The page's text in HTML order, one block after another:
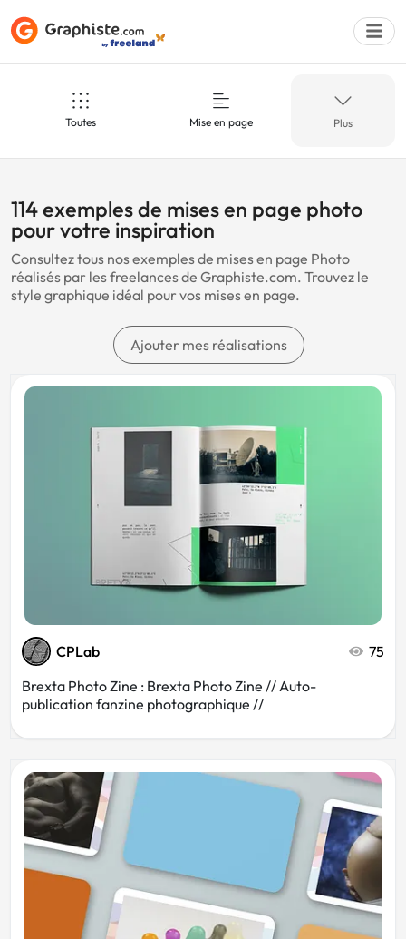
Déposer une
Toutes Mise en page
Événementiel Voyage
Or
Tourisme
Mode
Culture Musique
Vin Association
Décoration
Spa Café
Plus
114 exemples de mises en page photo
pour votre inspiration
Consultez tous nos exemples de mises en page Photo
réalisés par les freelances de Graphiste.com. Trouvez le
style graphique idéal pour vos mises en page.
Ajouter mes réalisations
CPLab
75
Brexta Photo Zine : Brexta Photo Zine // Auto-
publication fanzine photographique //